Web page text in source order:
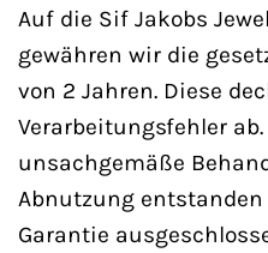
Auf die Sif Jakobs
gewähren wir die
von 2 Jahren. Diese
Verarbeitungsfehler
unsachgemäße
Abnutzung
Garantie